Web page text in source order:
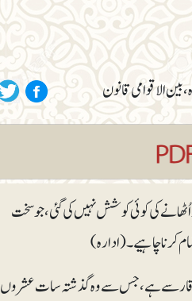
بین الاقوامی قانون
کی کوئی کوشش نہیں کی گئی، جو سخت
کرنا چاہیے۔ (ادارہ)
وقار سے ہے، جس سے وہ گذشتہ سات عشروں